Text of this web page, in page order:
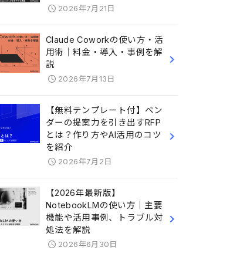
2026年7月21日
Claude Coworkの使い方・活
用術｜料金・導入・事例を解
説
2026年7月13日
【無料テンプレート付】ベン
ダーの提案力を引き出すRFP
とは？作り方やAI活用のコツ
を紹介
2026年7月2日
【2026年最新版】
NotebookLMの使い方｜主要
機能や活用事例、トラブル対
処法を解説
2026年6月30日